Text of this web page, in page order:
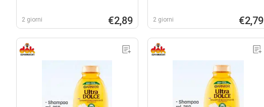
2 giorni €2,89 2 giorni €2,79